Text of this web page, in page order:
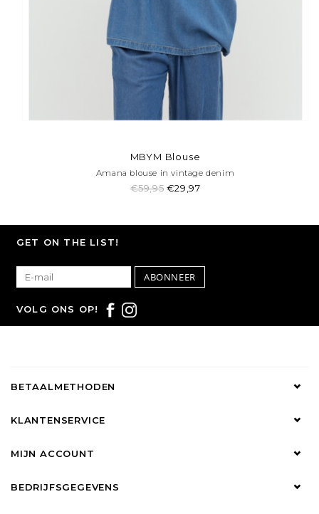
MBYM Blouse
Amana blouse in vintage denim
€59,95 €29,97
GET ON THE LIST!
ABONNEER
VOLG ONS OP!
BETAALMETHODEN
KLANTENSERVICE
MIJN ACCOUNT
BEDRIJFSGEGEVENS